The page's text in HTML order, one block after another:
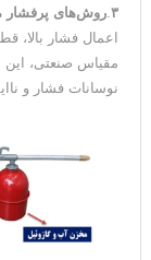
۳. روشهای پرفشار
اعمال فشار بالا،
مقیاس صنعتی، این
نوسانات فشار و